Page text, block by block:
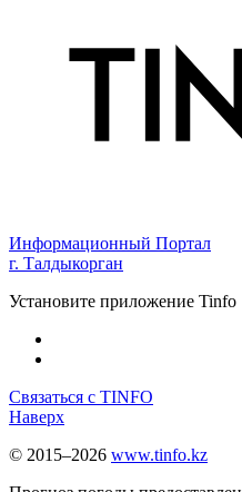
Информационный Портал
г. Талдыкорган
Установите приложение Tinfo
Связаться с TINFO
Наверх
© 2015–2026 www.tinfo.kz